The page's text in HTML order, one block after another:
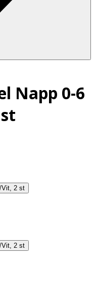
Napp 0-6
Vit, 2 st
Vit, 2 st